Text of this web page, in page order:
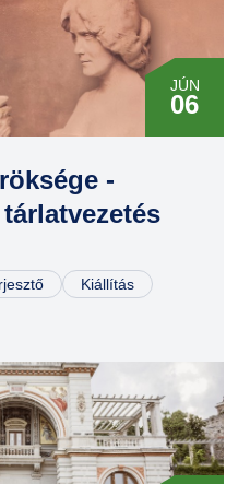
JÚN
06
-
Kiállítás